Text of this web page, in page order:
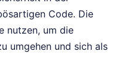
Code. Die
nutzen, um die
umgehen und sich als